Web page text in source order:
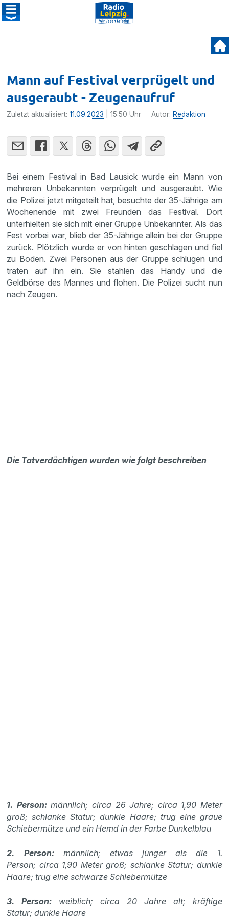
Mann auf Festival verprügelt und
ausgeraubt - Zeugenaufruf
Zuletzt aktualisiert:11.09.2023 | 15:50 Uhr Autor: Redaktion
Bei einem Festival in Bad Lausick wurde ein Mann von
mehreren Unbekannten verprügelt und ausgeraubt. Wie
die Polizei jetzt mitgeteilt hat, besuchte der 35-Jährige am
Wochenende mit zwei Freunden das Festival. Dort
unterhielten sie sich mit einer Gruppe Unbekannter. Als das
Fest vorbei war, blieb der 35-Jährige allein bei der Gruppe
zurück. Plötzlich wurde er von hinten geschlagen und fiel
zu Boden. Zwei Personen aus der Gruppe schlugen und
traten auf ihn ein. Sie stahlen das Handy und die
Geldbörse des Mannes und flohen. Die Polizei sucht nun
nach Zeugen.
Die Tatverdächtigen wurden wie folgt beschreiben
1. Person:männlich; circa 26 Jahre; circa 1,90 Meter
groß; schlanke Statur; dunkle Haare; trug eine graue
Schiebermütze und ein Hemd in der Farbe Dunkelblau
2. Person: männlich; etwas jünger als die 1.
Person; circa 1,90 Meter groß; schlanke Statur; dunkle
Haare; trug eine schwarze Schiebermütze
3. Person: weiblich; circa 20 Jahre alt; kräftige
Statur; dunkle Haare